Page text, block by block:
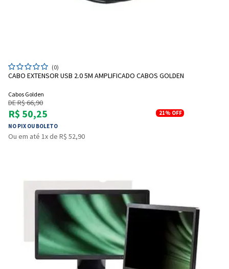
(0)
CABO EXTENSOR USB 2.0 5M AMPLIFICADO CABOS GOLDEN
Cabos Golden
DE R$ 66,90
R$ 50,25
NO PIX OU BOLETO
21% OFF
Ou em até 1x de R$ 52,90